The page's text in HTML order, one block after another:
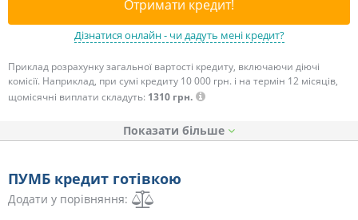
Отримати кредит!
Дізнатися онлайн - чи дадуть мені кредит?
Приклад розрахунку загальної вартості кредиту, включаючи діючі
комісії. Наприклад, при сумі кредиту 10 000 грн. і на термін 12 місяців,
щомісячні виплати складуть: 1310 грн.
Показати
ПУМБ кредит готівкою
Додати у порівняння: